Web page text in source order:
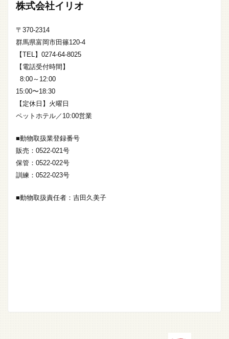
株式会社イリオ
〒370-2314
群馬県富岡市田篠120-4
【TEL】0274-64-8025
【電話受付時間】
8:00～12:00
15:00〜18:30
【定休日】火曜日
ペットホテル／10:00営業
■動物取扱業登録番号
販売：0522-021号
保管：0522-022号
訓練：0522-023号
■動物取扱責任者：吉田久美子